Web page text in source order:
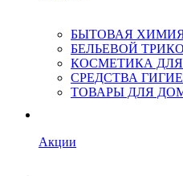
БЫТОВАЯ
БЕЛЬЕВОЙ
КОСМЕТИКА
СРЕДСТВА
ТОВАРЫ ДЛЯ
Акции